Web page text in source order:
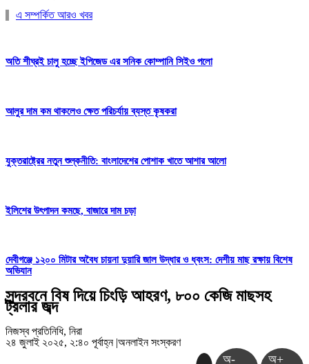
এ সম্পর্কিত আরও খবর
অতি শীঘ্রই চালু হচ্ছে ইপিজেড এর সনিক কোম্পানি সিইও পলো
আলুর দাম কম থাকলেও ক্ষেত পরিচর্যায় ব্যস্ত কৃষকরা
যুক্তরাষ্ট্রের নতুন শুল্কনীতি: বাংলাদেশের পোশাক খাতে আশার আলো
ইলিশের উৎপাদন কমছে, বাজারে দাম চড়া
দেবীগঞ্জে ১২০০ মিটার অবৈধ চায়না দুয়ারি জাল উদ্ধার ও ধ্বংস: দেশীয় মাছ রক্ষায় বিশেষ
অভিযান
সুন্দরবনে বিষ দিয়ে চিংড়ি আহরণ, ৮০০ কেজি মাছসহ
ট্রলার জব্দ
নিজস্ব প্রতিনিধি, নিরা
২৪ জুলাই ২০২৫, ২:৪০ পূর্বাহ্ন |অনলাইন সংস্করণ
অ- অ+